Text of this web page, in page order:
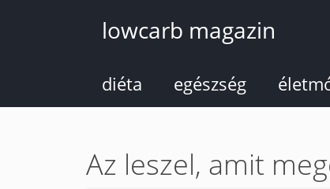
lowcarb magazin
diéta egészség
Az leszel, amit